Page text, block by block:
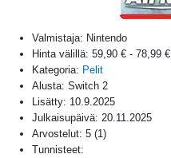
Valmistaja: Nintendo
Hinta välillä: 59,90 € - 78,99 €
Kategoria: Pelit
Alusta: Switch 2
Lisätty: 10.9.2025
Julkaisupäivä: 20.11.2025
Arvostelut: 5 (1 )
Tunnisteet: